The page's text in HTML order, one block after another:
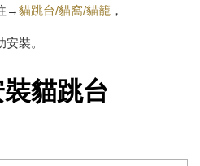
→貓跳台/貓窩/貓籠 ，
裝。
貓跳台